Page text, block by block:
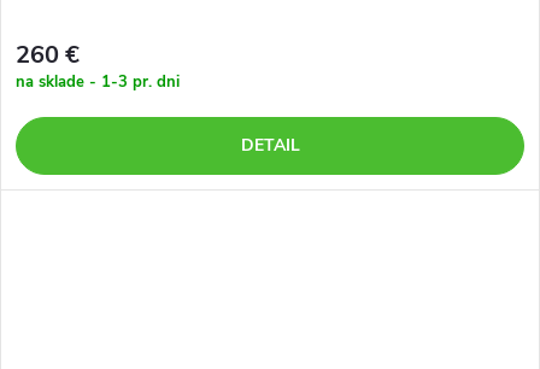
260 €
na sklade - 1-3 pr. dni
DETAIL